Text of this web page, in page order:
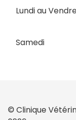
Lundi au
Samedi
© Clinique